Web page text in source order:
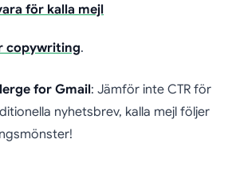
för kalla mejl
copywriting.
for Gmail: Jämför inte CTR för
nyhetsbrev, kalla mejl följer